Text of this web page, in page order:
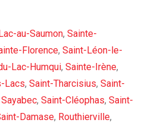
Lac-au-Saumon, Sainte-
Florence, Saint-Léon-le-
Lac-Humqui, Sainte-Irène,
Lacs, Saint-Tharcisius, Saint-
Sayabec, Saint-Cléophas, Saint-
Damase, Routhierville,